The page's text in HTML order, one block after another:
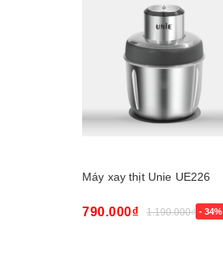
Máy xay thịt Unie UE226
790.000₫ 1.190.000₫ - 34%